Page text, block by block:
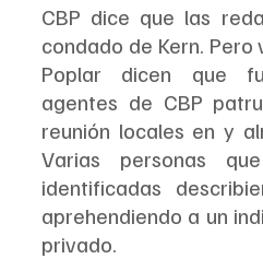
CBP dice que las
condado de Kern.
Poplar dicen que
agentes de CBP
reunión locales en y
Varias personas
identificadas
aprehendiendo a un
privado.